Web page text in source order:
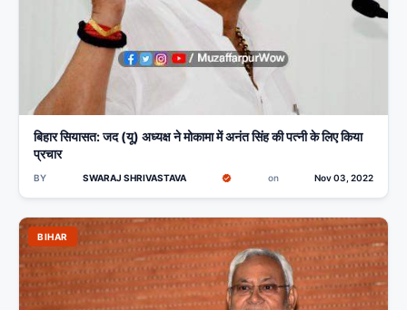
बिहार सियासत: जद (यू) अध्यक्ष ने मोकामा में अनंत सिंह की पत्नी के लिए किया
प्रचार
BY SWARAJ SHRIVASTAVA on Nov 03, 2022
BIHAR